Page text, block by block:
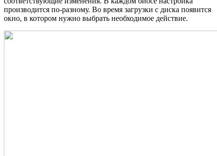
производится по-разному. Во время загрузки с диска появится
окно, в котором нужно выбрать необходимое действие.